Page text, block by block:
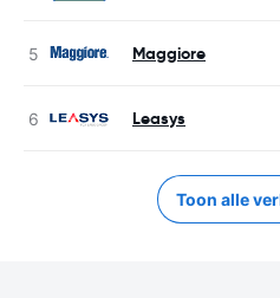
Maggiore
Leasys
Toon alle